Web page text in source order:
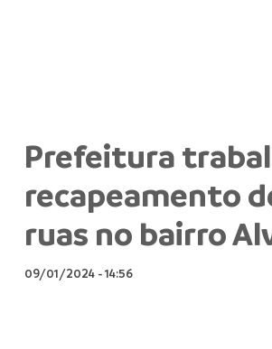
Prefeitura
recapeamento
ruas no bairro
09/01/2024-14:56